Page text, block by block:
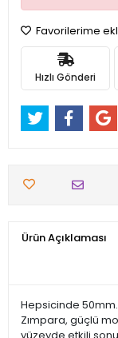
Favorilerime
Hızlı Gönderi
Ürün Açıklaması
Hepsicinde
Zımpara, güçlü